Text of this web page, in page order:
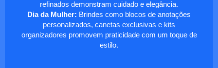
refinados demonstram cuidado e elegância.
Dia da Mulher: Brindes como blocos de anotações
personalizados, canetas exclusivas e kits
organizadores promovem praticidade com um toque de
estilo.